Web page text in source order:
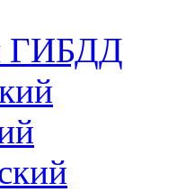
ГИБДД